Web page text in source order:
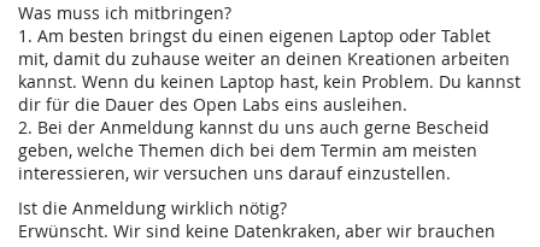
Was muss ich mitbringen?
1. Am besten bringst du einen eigenen Laptop oder Tablet
mit, damit du zuhause weiter an deinen Kreationen arbeiten
kannst. Wenn du keinen Laptop hast, kein Problem. Du kannst
dir für die Dauer des Open Labs eins ausleihen.
2. Bei der Anmeldung kannst du uns auch gerne Bescheid
geben, welche Themen dich bei dem Termin am meisten
interessieren, wir versuchen uns darauf einzustellen.
Ist die Anmeldung wirklich nötig?
Erwünscht. Wir sind keine Datenkraken, aber wir brauchen